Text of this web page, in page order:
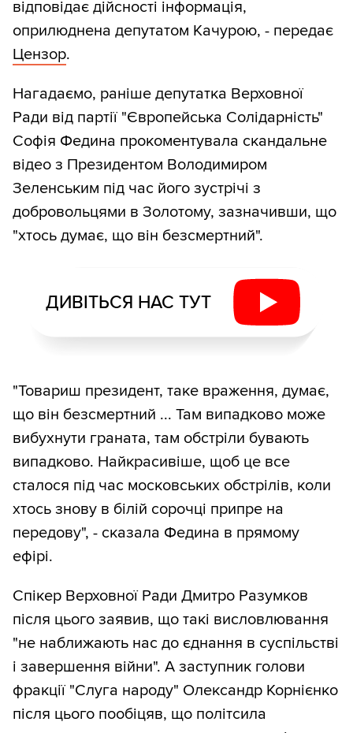
відповідає дійсності інформація,
оприлюднена депутатом Качурою, - передає
Цензор.
Нагадаємо, раніше депутатка Верховної
Ради від партії "Європейська Солідарність"
Софія Федина прокоментувала скандальне
відео з Президентом Володимиром
Зеленським під час його зустрічі з
добровольцями в Золотому, зазначивши, що
"хтось думає, що він безсмертний".
ДИВІТЬСЯ НАС ТУТ
"Товариш президент, таке враження, думає,
що він безсмертний ... Там випадково може
вибухнути граната, там обстріли бувають
випадково. Найкрасивіше, щоб це все
сталося під час московських обстрілів, коли
хтось знову в білій сорочці припре на
передову", - сказала Федина в прямому
ефірі.
Спікер Верховної Ради Дмитро Разумков
після цього заявив, що такі висловлювання
"не наближають нас до єднання в суспільстві
і завершення війни". А заступник голови
фракції "Слуга народу" Олександр Корнієнко
після цього пообіцяв, що політсила